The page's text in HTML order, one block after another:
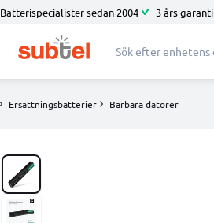
Batterispecialister sedan 2004 3 års garanti
Ersättningsbatterier Bärbara datorer